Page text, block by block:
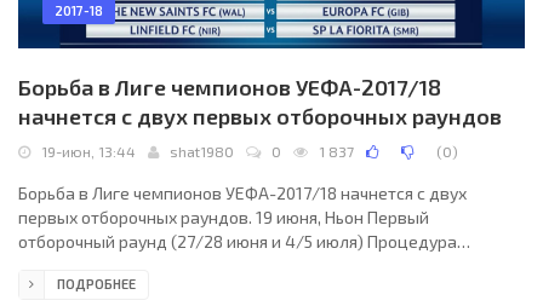
2017-18
Борьба в Лиге чемпионов УЕФА-2017/18
начнется с двух первых отборочных раундов
19-июн, 13:44 shat1980 0 1 837 (0)
Борьба в Лиге чемпионов УЕФА-2017/18 начнется с двух
первых отборочных раундов. 19 июня, Ньон Первый
отборочный раунд (27/28 июня и 4/5 июля) Процедура
соответствии со своим положением в рейтинге УЕФА. Шары с
ПОДРОБНЕЕ